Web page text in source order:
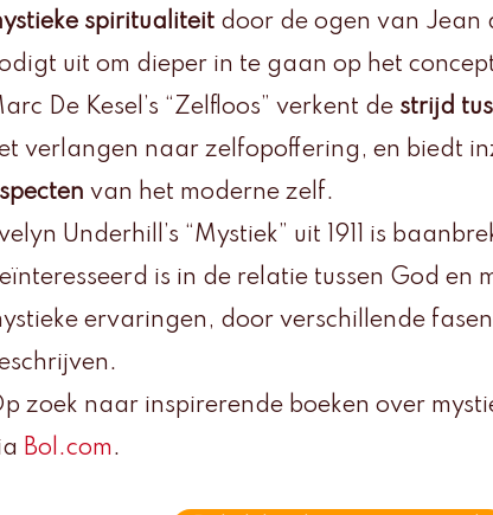
spiritualiteit door de ogen van Jean
uit om dieper in te gaan op het
De Kesel’s “Zelfloos” verkent de strijd
verlangen naar zelfopoffering, en biedt
van het moderne zelf.
Underhill’s “Mystiek” uit 1911 is
is in de relatie tussen God en
ervaringen, door verschillende
zoek naar inspirerende boeken over
Bol.com .